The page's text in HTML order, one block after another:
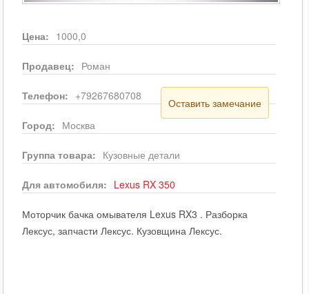
Цена: 1000,0
Продавец: Роман
Телефон: +79267680708
Оставить замечание
Город: Москва
Группа товара: Кузовные детали
Для автомобиля: Lexus RX 350
Моторчик бачка омывателя Lexus RX3 . Разборка
Лексус, запчасти Лексус. Кузовщина Лексус.